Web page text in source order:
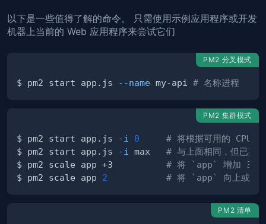
以下是一些值得了解的命令。 只需使用示例应用程序或开发
机器上当前的 Web 应用程序来尝试它们
PM2 分叉模式
$ pm2 start app.js --name my-api # 名称进程
PM2 集群模式
$ pm2 start app.js -i 0
# 将根据可用的 CPU
$ pm2 start app.js
-i max # 与上面相同，但已弃
$ pm2 scale app +3 # 将 `app` 增加 3 名
$ pm2 scale app 2 # 将 `app` 向上或向
PM2 清单